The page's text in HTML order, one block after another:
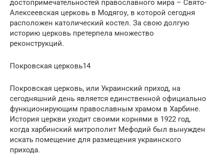
достопримечательностей православного мира – Свято-
Алексеевская церковь в Модягоу, в которой сегодня
расположен католический костел. За свою долгую
историю церковь претерпела множество
реконструкций.
Покровская церковь14
Покровская церковь, или Украинский приход, на
сегодняшний день является единственной официально
функционирующим православным храмом в Харбине.
История церкви уходит своими корнями в 1922 год,
когда харбинский митрополит Мефодий был вынужден
искать помещение для размещения украинского
прихода.